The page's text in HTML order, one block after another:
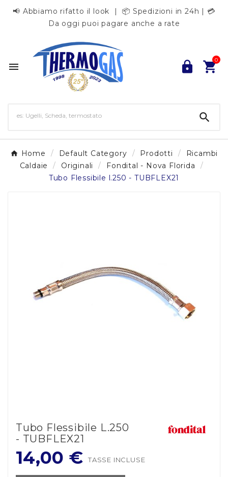
📢 Abbiamo rifatto il look | 📦 Spedizioni in 24h | 💳
Da oggi puoi pagare anche a rate
  
0

Home Default Category Prodotti
Ricambi
Caldaie
Originali
Fondital - Nova Florida
Tubo Flessibile l.250 - TUBFLEX21
Tubo Flessibile L.250
- TUBFLEX21
14,00 € TASSE INCLUSE